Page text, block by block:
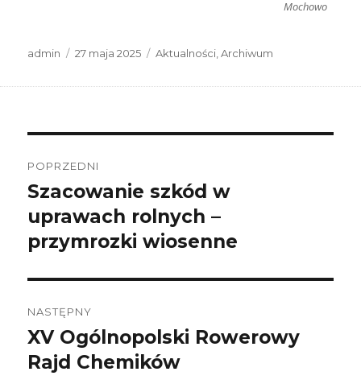
Mochowo
Autor
admin
Data
27 maja 2025 Kategorie
Aktualności ,Archiwum
wpisu
POPRZEDNI
Poprzedni
wpis:
Szacowanie szkód w
uprawach rolnych –
przymrozki wiosenne
NASTĘPNY
Następny
wpis:
XV Ogólnopolski Rowerowy
Rajd Chemików